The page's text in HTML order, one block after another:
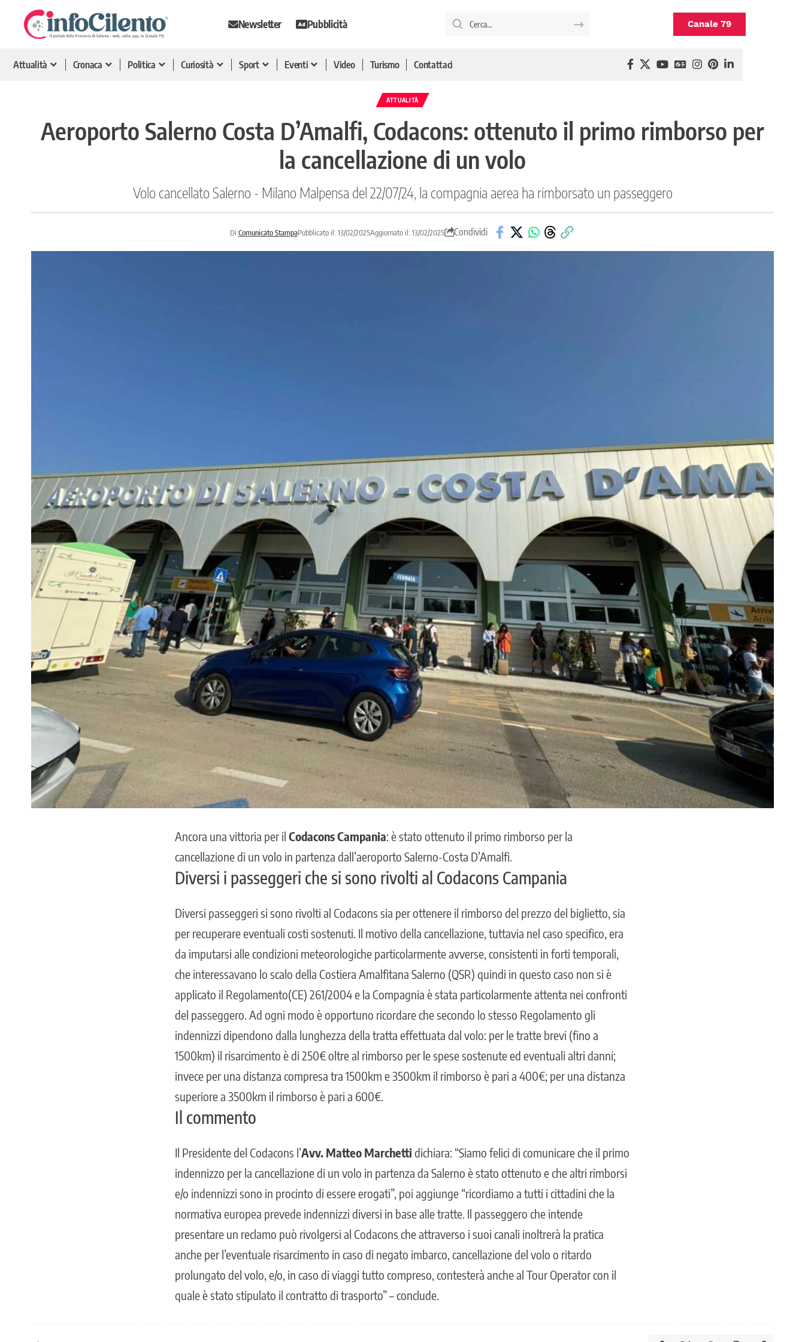
Newsletter Pubblicità Canale 79
Attualità Cronaca Politica Curiosità Sport Eventi Video Turismo Contattaci
ATTUALITÀ
Aeroporto Salerno Costa D’Amalfi, Codacons: ottenuto il primo rimborso per
la cancellazione di un volo
Volo cancellato Salerno - Milano Malpensa del 22/07/24, la compagnia aerea ha rimborsato un passeggero
Di:Comunicato StampaPubblicato il: 13/02/2025Aggiornato il: 13/02/2025 Condividi
Ancora una vittoria per il Codacons Campania: è stato ottenuto il primo rimborso per la
cancellazione di un volo in partenza dall’aeroporto Salerno-Costa D’Amalfi.
Diversi i passeggeri che si sono rivolti al Codacons Campania
Diversi passeggeri si sono rivolti al Codacons sia per ottenere il rimborso del prezzo del biglietto, sia
per recuperare eventuali costi sostenuti. Il motivo della cancellazione, tuttavia nel caso specifico, era
da imputarsi alle condizioni meteorologiche particolarmente avverse, consistenti in forti temporali,
che interessavano lo scalo della Costiera Amalfitana Salerno (QSR) quindi in questo caso non si è
applicato il Regolamento(CE) 261/2004 e la Compagnia è stata particolarmente attenta nei confronti
del passeggero. Ad ogni modo è opportuno ricordare che secondo lo stesso Regolamento gli
indennizzi dipendono dalla lunghezza della tratta effettuata dal volo: per le tratte brevi (fino a
1500km) il risarcimento è di 250€ oltre al rimborso per le spese sostenute ed eventuali altri danni;
invece per una distanza compresa tra 1500km e 3500km il rimborso è pari a 400€; per una distanza
superiore a 3500km il rimborso è pari a 600€.
Il commento
Il Presidente del Codacons l’Avv. Matteo Marchettidichiara: “Siamo felici di comunicare che il primo
indennizzo per la cancellazione di un volo in partenza da Salerno è stato ottenuto e che altri rimborsi
e/o indennizzi sono in procinto di essere erogati”, poi aggiunge “ricordiamo a tutti i cittadini che la
normativa europea prevede indennizzi diversi in base alle tratte. Il passeggero che intende
presentare un reclamo può rivolgersi al Codacons che attraverso i suoi canali inoltrerà la pratica
anche per l’eventuale risarcimento in caso di negato imbarco, cancellazione del volo o ritardo
prolungato del volo, e/o, in caso di viaggi tutto compreso, contesterà anche al Tour Operator con il
quale è stato stipulato il contratto di trasporto” – conclude.